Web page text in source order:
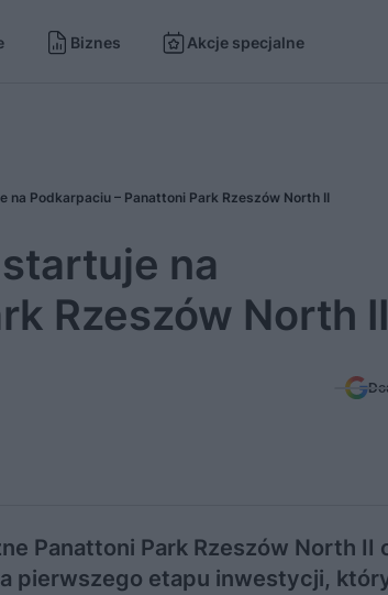
Biznes Akcje specjalne
Podkarpaciu – Panattoni Park Rzeszów North II
na
Rzeszów North II
Panattoni Park Rzeszów North II
pierwszego etapu inwestycji,